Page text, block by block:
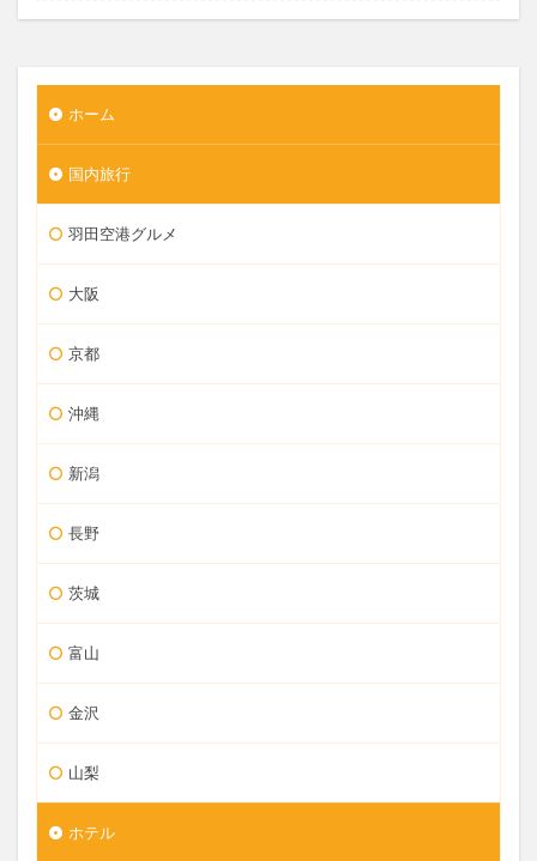
ホーム
国内旅行
羽田空港グルメ
大阪
京都
沖縄
新潟
長野
茨城
富山
金沢
山梨
ホテル